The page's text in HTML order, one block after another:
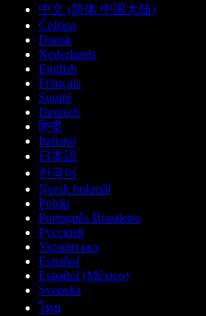
中文 (简体 中国大陆)
Čeština
Dansk
Nederlands
English
Français
Suomi
Deutsch
हिन्दी
Italiano
日本語
한국어
Norsk bokmål
Polski
Português Brasileiro
Русский
Українська
Español
Español (México)
Svenska
ไทย